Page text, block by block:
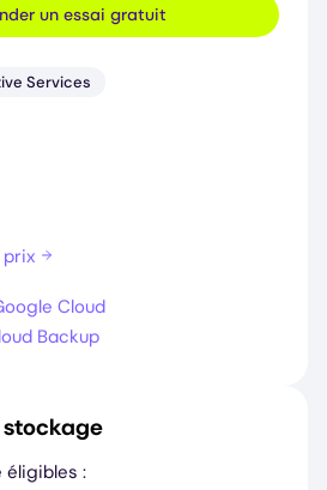
un essai gratuit
Services
Cloud
Backup
éligibles :